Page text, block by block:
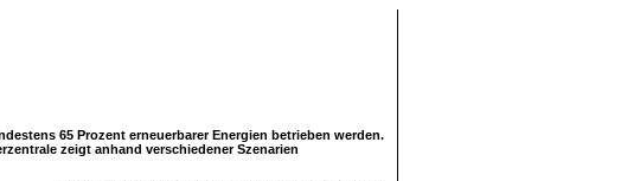
65 Prozent erneuerbarer Energien betrieben werden.
zeigt anhand verschiedener Szenarien